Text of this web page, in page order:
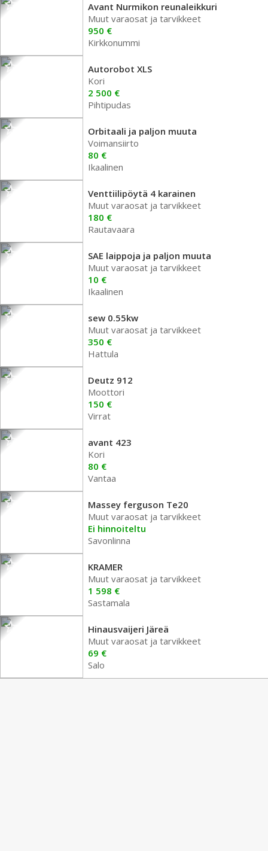
Avant Nurmikon reunaleikkuri
Muut varaosat ja tarvikkeet
950 €
Kirkkonummi
Autorobot XLS
Kori
2 500 €
Pihtipudas
Orbitaali ja paljon muuta
Voimansiirto
80 €
Ikaalinen
Venttiilipöytä 4 karainen
Muut varaosat ja tarvikkeet
180 €
Rautavaara
SAE laippoja ja paljon muuta
Muut varaosat ja tarvikkeet
10 €
Ikaalinen
sew 0.55kw
Muut varaosat ja tarvikkeet
350 €
Hattula
Deutz 912
Moottori
150 €
Virrat
avant 423
Kori
80 €
Vantaa
Massey ferguson Te20
Muut varaosat ja tarvikkeet
Ei hinnoiteltu
Savonlinna
KRAMER
Muut varaosat ja tarvikkeet
1 598 €
Sastamala
Hinausvaijeri Järeä
Muut varaosat ja tarvikkeet
69 €
Salo